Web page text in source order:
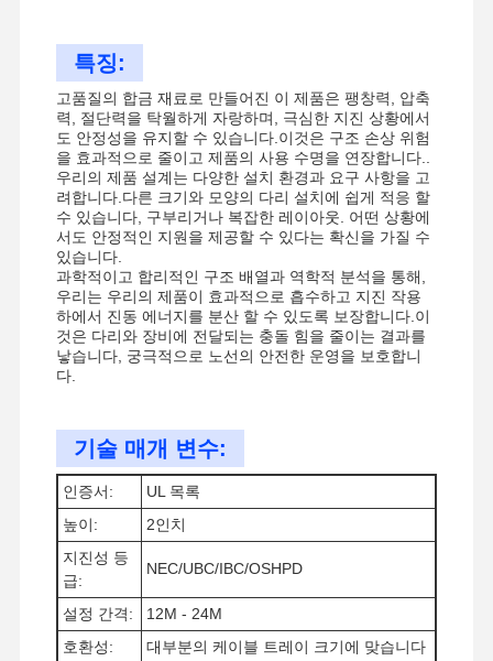
홈 제품 비디오
우리 에 관한
것
특징:
고품질의 합금 재료로 만들어진 이 제품은 팽창력, 압축
력, 절단력을 탁월하게 자랑하며, 극심한 지진 상황에서
도 안정성을 유지할 수 있습니다.이것은 구조 손상 위험
을 효과적으로 줄이고 제품의 사용 수명을 연장합니다..
우리의 제품 설계는 다양한 설치 환경과 요구 사항을 고
려합니다.다른 크기와 모양의 다리 설치에 쉽게 적응 할
수 있습니다, 구부리거나 복잡한 레이아웃. 어떤 상황에
서도 안정적인 지원을 제공할 수 있다는 확신을 가질 수
있습니다.
과학적이고 합리적인 구조 배열과 역학적 분석을 통해,
우리는 우리의 제품이 효과적으로 흡수하고 지진 작용
하에서 진동 에너지를 분산 할 수 있도록 보장합니다.이
것은 다리와 장비에 전달되는 충돌 힘을 줄이는 결과를
낳습니다, 궁극적으로 노선의 안전한 운영을 보호합니
다.
기술 매개 변수:
인증서:
UL 목록
높이:
2인치
지진성 등
급:
NEC/UBC/IBC/OSHPD
설정 간격:
12M - 24M
호환성:
대부분의 케이블 트레이 크기에 맞습니다